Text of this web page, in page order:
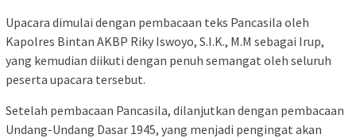
Upacara dimulai dengan pembacaan teks Pancasila oleh
Kapolres Bintan AKBP Riky Iswoyo, S.I.K., M.M sebagai Irup,
yang kemudian diikuti dengan penuh semangat oleh seluruh
peserta upacara tersebut.
Setelah pembacaan Pancasila, dilanjutkan dengan pembacaan
Undang-Undang Dasar 1945, yang menjadi pengingat akan